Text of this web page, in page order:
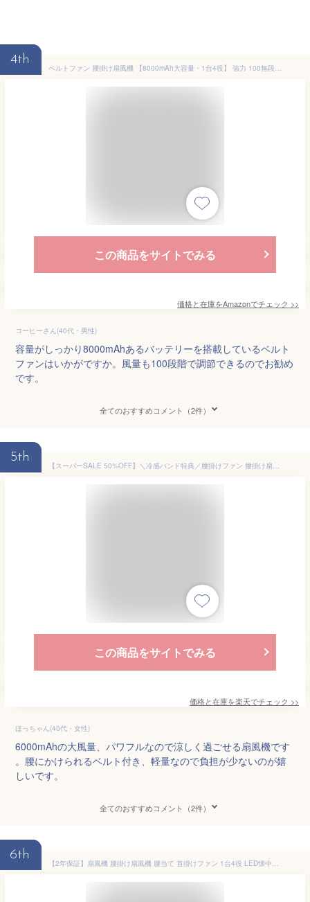
4th
ベルトファン 腰掛け扇風機 【8000mAh大容量・1台4役】 強力 100無段階風量調整 18850RPM 最長26時間動作 LED残電/風速段階表示 USB-C/USB-A対応 ポータブルファン 携帯扇風機 首掛け・腰掛け・卓上置き 屋外作業/登山/徒歩/工事現場/釣り/熱中症対策-【日本語取扱説明書付き】- dark green
この商品をサイトでみる
価格と在庫をAmazonでチェック >>
コーヒーさん(40代・男性)
容量がしっかり8000mAhあるバッテリーを搭載しているベルト
ファンはいかがですか。風量も100段階で調節できるのでお勧め
です。
全てのおすすめコメント（2件）
5th
【スーパーSALE 50%OFF】＼冷感バンド特典／腰掛けファン 腰掛け扇風機 腰当て 首掛けファン ポータブルファン 100段階風量 強力風量 ベルト ポータブル扇風機 6000mAh 8~24時間長時間稼働 小型 ジェットファン usb充電 LED表示 静音 耐衝撃 熱中症対策 釣り 登山 屋外
この商品をサイトでみる
価格と在庫を楽天でチェック >>
ほっちゃん(40代・女性)
6000mAhの大風量、パワフルなので涼しく過ごせる扇風機です
。腰にかけられるベルト付き、軽量なので負担が少ないのが嬉
しいです。
全てのおすすめコメント（2件）
6th
【2年保証】扇風機 腰掛け扇風機 腰当て 首掛けファン 1台4役 LED懐中電灯3段階調節 超強力な風量 ポータブル扇風機 卓上 小型 ジェットファン ポータブルファン 省エネ 静音 usb充電式 大容量 5000mAh アウトドア 熱中症対策 通勤通学 屋外作業